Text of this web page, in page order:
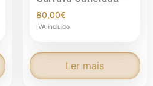
80,00€
IVA incluído
Ler mais